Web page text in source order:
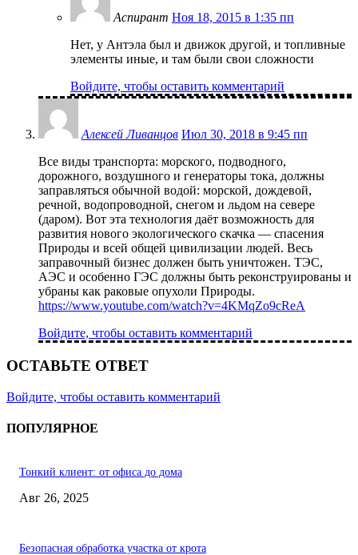
Аспирант Ноя 18, 2015 в 1:35 пп
Нет, у Антэла был и движок другой, и топливные
элементы иные, и там были свои сложности
Войдите, чтобы оставить комментарий
Алексей Ливанцов Июл 30, 2018 в 9:45 пп
Все виды транспорта: морского, подводного,
дорожного, воздушного и генераторы тока, должны
заправляться обычной водой: морской, дождевой,
речной, водопроводной, снегом и льдом на севере
(даром). Вот эта технология даёт возможность для
развития нового экологического скачка — спасения
Природы и всей общей цивилизации людей. Весь
заправочный бизнес должен быть уничтожен. ТЭС,
АЭС и особенно ГЭС должны быть реконструированы и
убраны как раковые опухоли Природы.
https://www.youtube.com/watch?v=4KMqZo9cReA
Войдите, чтобы оставить комментарий
ОСТАВЬТЕ ОТВЕТ
Войдите, чтобы оставить комментарий
ПОПУЛЯРНОЕ
Тонкий клиент: от офиса до дома
Авг 26, 2025
Безопасная обработка участка от крота